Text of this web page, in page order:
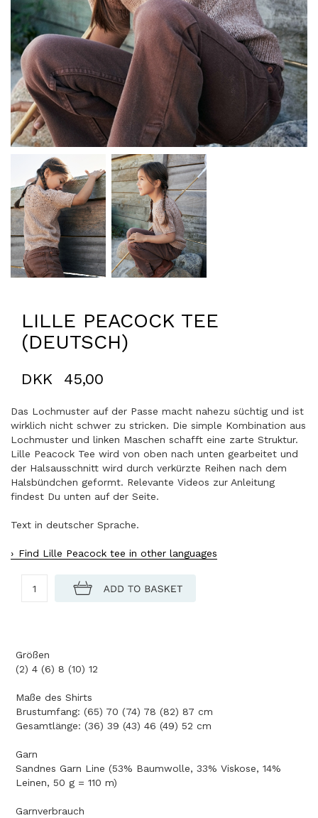
LILLE PEACOCK TEE
(DEUTSCH)
DKK 45,00
Das Lochmuster auf der Passe macht nahezu süchtig und ist
wirklich nicht schwer zu stricken. Die simple Kombination aus
Lochmuster und linken Maschen schafft eine zarte Struktur.
Lille Peacock Tee wird von oben nach unten gearbeitet und
der Halsausschnitt wird durch verkürzte Reihen nach dem
Halsbündchen geformt. Relevante Videos zur Anleitung
findest Du unten auf der Seite.
Text in deutscher Sprache.
Find Lille Peacock tee in other languages
Größen
(2) 4 (6) 8 (10) 12
Maße des Shirts
Brustumfang: (65) 70 (74) 78 (82) 87 cm
Gesamtlänge: (36) 39 (43) 46 (49) 52 cm
Garn
Sandnes Garn Line (53% Baumwolle, 33% Viskose, 14%
Leinen, 50 g = 110 m)
Garnverbrauch